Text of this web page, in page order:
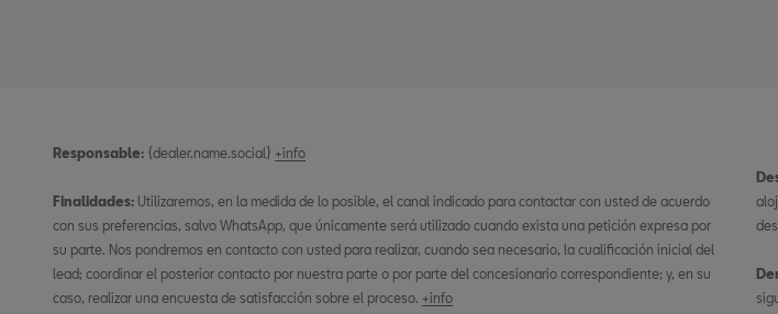
Responsable: {dealer.name.social} +info
Finalidades: Utilizaremos, en la medida de lo posible, el canal indicado para contactar con usted de acuerdo
con sus preferencias, salvo WhatsApp, que únicamente será utilizado cuando exista una petición expresa por
su parte. Nos pondremos en contacto con usted para realizar, cuando sea necesario, la cualificación inicial del
lead; coordinar el posterior contacto por nuestra parte o por parte del concesionario correspondiente; y, en su
caso, realizar una encuesta de satisfacción sobre el proceso. +info